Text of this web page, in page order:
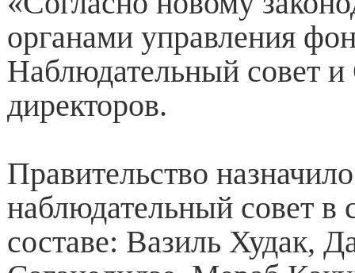
органами управления
Наблюдательный совет и
директоров.
Правительство назначило
наблюдательный совет
составе: Вазиль Худак,